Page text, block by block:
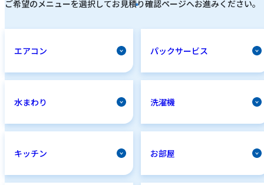
ご希望のメニューを選択してお見積り確認ページへお進みください。
エアコン パックサービス
水まわり 洗濯機
キッチン お部屋